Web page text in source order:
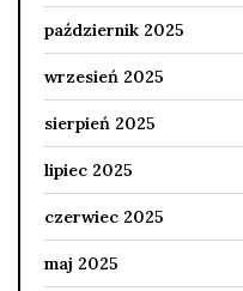
październik 2025
wrzesień 2025
sierpień 2025
lipiec 2025
czerwiec 2025
maj 2025